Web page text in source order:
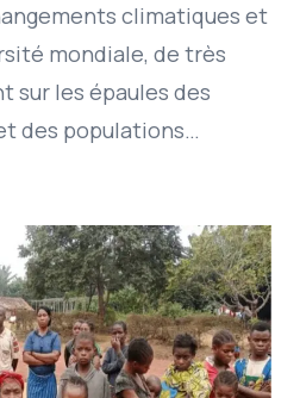
climatiques et
mondiale, de très
sur les épaules des
des populations
sont…